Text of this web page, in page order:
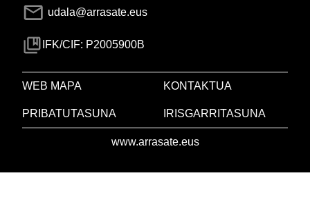
udala@arrasate.eus
IFK/CIF: P2005900B
WEB MAPA KONTAKTUA
PRIBATUTASUNA IRISGARRITASUNA
www.arrasate.eus